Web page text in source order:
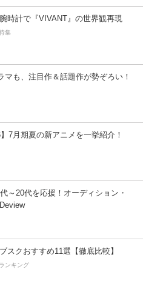
時計で『VIVANT』の世界観再現
集
マも、注目作＆話題作が勢ぞろい！
】7月期夏の新アニメを一挙紹介！
～20代を応援！オーディション・
スクおすすめ11選【徹底比較】
ンキング